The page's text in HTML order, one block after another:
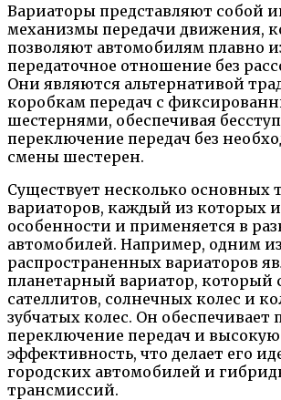
Вариаторы представляют собой
механизмы передачи движения,
позволяют автомобилям плавно
передаточное отношение без
Они являются альтернативой
коробкам передач с
шестернями, обеспечивая
переключение передач без
смены шестерен.
Существует несколько основных
вариаторов, каждый из которых
особенности и применяется в
автомобилей. Например, одним
распространенных вариаторов
планетарный вариатор, который
сателлитов, солнечных колес и
зубчатых колес. Он обеспечивает
переключение передач и высокую
эффективность, что делает его
городских автомобилей и
трансмиссий.